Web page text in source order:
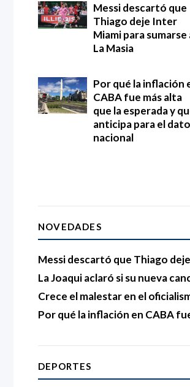
Messi descartó que
Thiago deje Inter
Miami para sumarse
La Masia
Por qué la inflación
CABA fue más alta
que la esperada y
anticipa para el dato
nacional
NOVEDADES
Messi descartó que Thiago
La Joaqui aclaró si su nueva
Crece el malestar en el
Por qué la inflación en CABA
DEPORTES